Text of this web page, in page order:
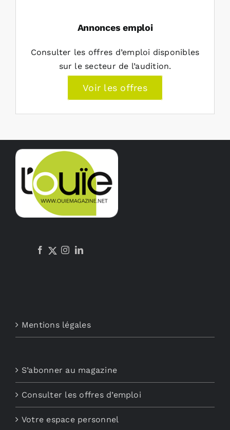
Annonces emploi
Consulter les offres d’emploi disponibles
sur le secteur de l’audition.
Voir les offres
Mentions légales
S’abonner au magazine
Consulter les offres d’emploi
Votre espace personnel